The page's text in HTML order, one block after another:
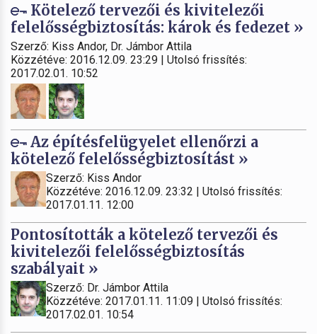
Kötelező tervezői és kivitelezői
felelősségbiztosítás: károk és fedezet »
Szerző: Kiss Andor, Dr. Jámbor Attila
Közzétéve: 2016.12.09. 23:29 | Utolsó frissítés:
2017.02.01. 10:52
Az építésfelügyelet ellenőrzi a
kötelező felelősségbiztosítást »
Szerző: Kiss Andor
Közzétéve: 2016.12.09. 23:32 | Utolsó frissítés:
2017.01.11. 12:00
Pontosították a kötelező tervezői és
kivitelezői felelősségbiztosítás
szabályait »
Szerző: Dr. Jámbor Attila
Közzétéve: 2017.01.11. 11:09 | Utolsó frissítés:
2017.02.01. 10:54